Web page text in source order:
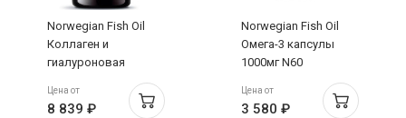
Norwegian Fish Oil
Коллаген и
гиалуроновая
№120
Цена от
8 839 ₽
Norwegian Fish Oil
Омега-3 капсулы
1000мг N60
Цена от
3 580 ₽